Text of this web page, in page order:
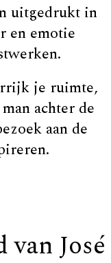
uitgedrukt in
en emotie
je ruimte,
achter de
aan de
José